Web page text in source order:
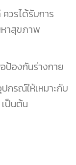
วรได้รับการ
าสุขภาพ
ป้องกันร่างกาย
กรณ์ให้เหมาะกับ
ป็นต้น